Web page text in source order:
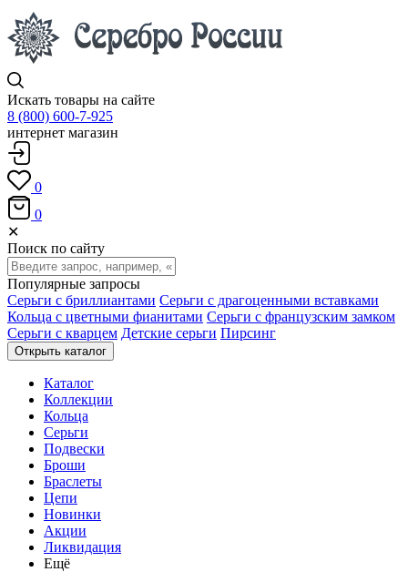
Искать товары на сайте
8 (800) 600-7-925
интернет магазин
0
0
✕
Поиск по сайту
Популярные запросы
Серьги с бриллиантами Серьги с драгоценными вставками
Кольца с цветными фианитами Серьги с французским замком
Серьги с кварцем Детские серьги Пирсинг
Открыть каталог
Каталог
Коллекции
Кольца
Серьги
Подвески
Броши
Браслеты
Цепи
Новинки
Акции
Ликвидация
Ещё